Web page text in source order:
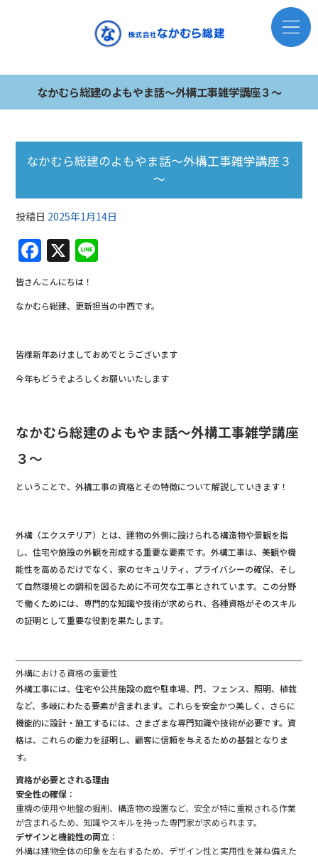
なかむら総建のよもやま話～外構工事雑学講座３～
なかむら総建のよもやま話～外構工事雑学講座３
～
投稿日 2025年1月14日
F
a
c
e
b
o
o
X
e
皆さんこんにちは！
なかむら総建、更新担当の中西です。
皆様新年あけましておめでとうございます
今年もどうぞよろしくお願いいたします
なかむら総建のよもやま話～外構工事雑学講座
３～
ということで、外構工事の資格とその特徴について解説していきます！
外構（エクステリア）とは、建物の外側に設けられる構造物や景観を指
し、住宅や施設の外観を形成する重要な要素です。外構工事は、美観や機
能性を高めるだけでなく、家のセキュリティ、プライバシーの確保、そし
て自然環境との調和を図るために不可欠な工事とされています。この分野
で働くためには、専門的な知識や技術が求められ、各種資格がそのスキル
の証明として重要な役割を果たします。
外構における資格の重要性
外構工事には、住宅や公共施設の庭や駐車場、門、フェンス、照明、植栽
など、多岐にわたる要素が含まれます。これらを安全かつ美しく、さらに
機能的に設計・施工するには、さまざまな専門知識や技術が必要です。資
格は、これらの能力を証明し、顧客に信頼を与えるための基盤となりま
す。
資格が必要とされる理由
安全性の確保 ：
重機の使用や地盤の掘削、構造物の設置など、安全が特に重視される作業
が含まれるため、知識やスキルを持った専門家が求められます。
デザインと機能性の両立 ：
外構は建物全体の印象を左右するため、デザイン性と実用性を兼ね備えた